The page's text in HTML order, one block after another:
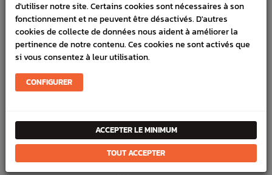
SCHÉMA CONSTRUCTEUR
Marque :SUBARU
FICHE TECHNIQUE
DANSLA MÊME
d'utiliser notre site. Certains cookies sont nécessaires à son
fonctionnement et ne peuvent être désactivés. D'autres
cookies de collecte de données nous aident à améliorer la
pertinence de notre contenu. Ces cookies ne sont activés que
si vous consentez à leur utilisation.
CONFIGURER
ACCEPTER LE MINIMUM
TOUT ACCEPTER